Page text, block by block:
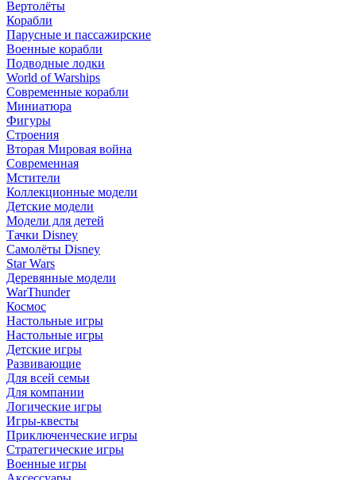
Вертолёты
Корабли
Парусные и пассажирские
Военные корабли
Подводные лодки
World of Warships
Современные корабли
Миниатюра
Фигуры
Строения
Вторая Мировая война
Современная
Мстители
Коллекционные модели
Детские модели
Модели для детей
Тачки Disney
Самолёты Disney
Star Wars
Деревянные модели
WarThunder
Космос
Настольные игры
Настольные игры
Детские игры
Развивающие
Для всей семьи
Для компании
Логические игры
Игры-квесты
Приключенческие игры
Стратегические игры
Военные игры